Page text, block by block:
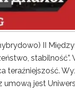
II
teraźniejszość.
jest